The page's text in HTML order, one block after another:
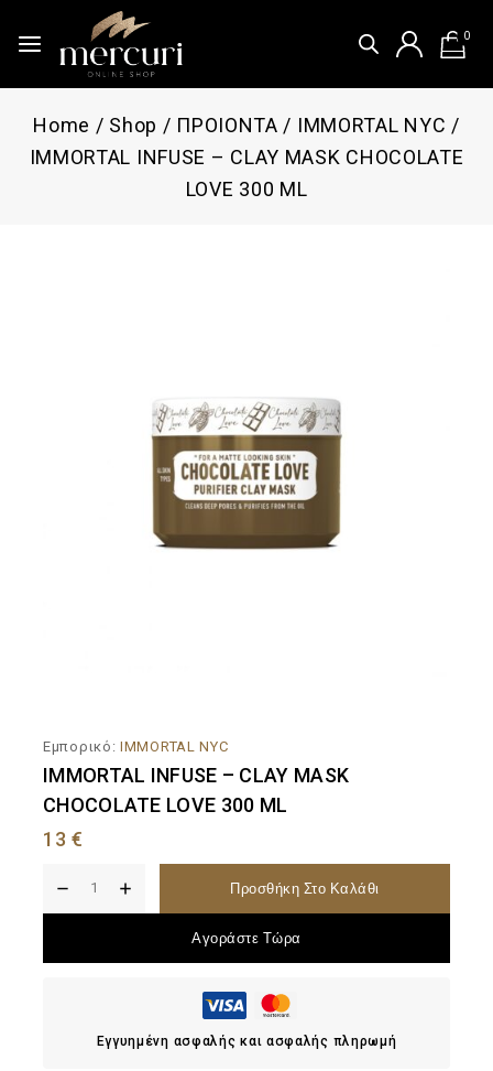
0
Home / Shop / ΠΡΟΙΟΝΤΑ / IMMORTAL NYC /
IMMORTAL INFUSE – CLAY MASK CHOCOLATE
LOVE 300 ML
Εμπορικό: IMMORTAL NYC
IMMORTAL INFUSE – CLAY MASK
CHOCOLATE LOVE 300 ML
13€
Προσθήκη Στο Καλάθι
Αγοράστε Τώρα
Εγγυημένη ασφαλής και ασφαλής πληρωμή